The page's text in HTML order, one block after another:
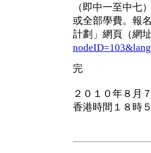
（即中一至中七
或全部學費。報
計劃」網頁（網址
完
２０１０年８月
香港時間１８時